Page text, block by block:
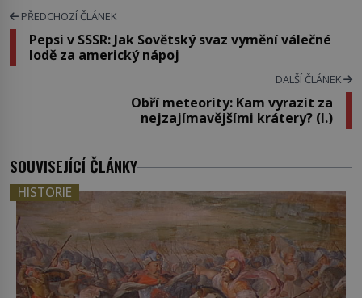
PŘEDCHOZÍ ČLÁNEK
Pepsi v SSSR: Jak Sovětský svaz vymění válečné
lodě za americký nápoj
DALŠÍ ČLÁNEK
Obří meteority: Kam vyrazit za
nejzajímavějšími krátery? (I.)
SOUVISEJÍCÍ ČLÁNKY
HISTORIE